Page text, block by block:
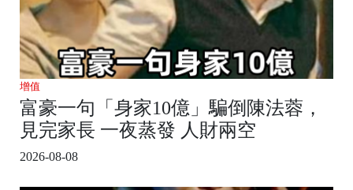
增值
富豪一句「身家10億」騙倒陳法蓉，
見完家長 一夜蒸發 人財兩空
2026-08-08